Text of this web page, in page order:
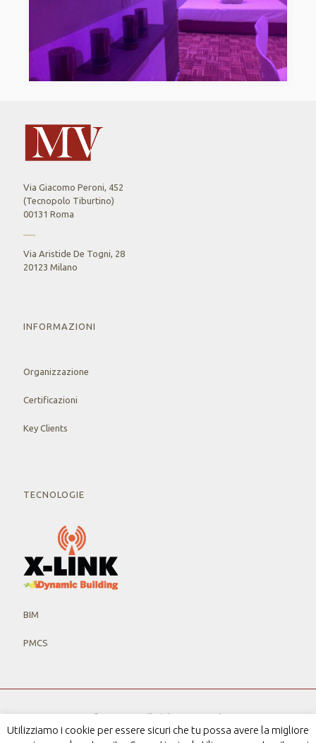
Via Giacomo Peroni, 452
(Tecnopolo Tiburtino)
00131 Roma
Via Aristide De Togni, 28
20123 Milano
INFORMAZIONI
Organizzazione
Certificazioni
Key Clients
TECNOLOGIE
BIM
PMCS
© 2019 MV. All Rights Reserved.
P.IVA 12568851005
Utilizziamo i cookie per essere sicuri che tu possa avere la migliore